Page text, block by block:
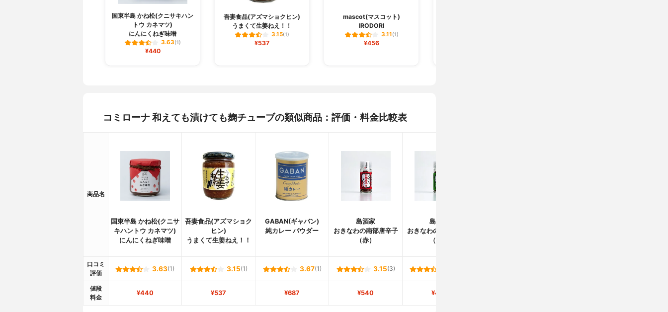
国東半島 かね松(クニサキハン
トウ カネマツ)
にんにくねぎ味噌
3.63(1)
¥440
吾妻食品(アズマショクヒン)
うまくて生姜ねえ！！
3.15(1)
¥537
mascot(マスコット)
IRODORI
3.11(1)
¥456
コミローナ 和えても漬けても麹チューブの類似商品：評価・料金比較表
商品名
国東半島 かね松(クニサ
キハントウ カネマツ)
にんにくねぎ味噌
吾妻食品(アズマショク
ヒン)
うまくて生姜ねえ！！
GABAN(ギャバン)
純カレー パウダー
島酒家
おきなわの南部唐辛子
（赤）
島酒家
おきなわの南部唐辛子
（青）
口コミ
評価
3.63(1) 3.15(1) 3.67(1) 3.15(3)
値段
料金
¥440 ¥537 ¥687 ¥540 ¥429